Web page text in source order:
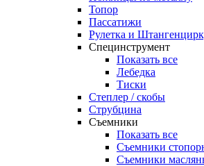
Топор
Пассатижи
Рулетка и
Специнструмент
Показать все
Лебедка
Тиски
Степлер / скобы
Струбцина
Съемники
Показать все
Съемники
Съемники